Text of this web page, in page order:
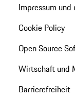
Impressum
Cookie Policy
Open Source
Wirtschaft und
Barrierefreiheit